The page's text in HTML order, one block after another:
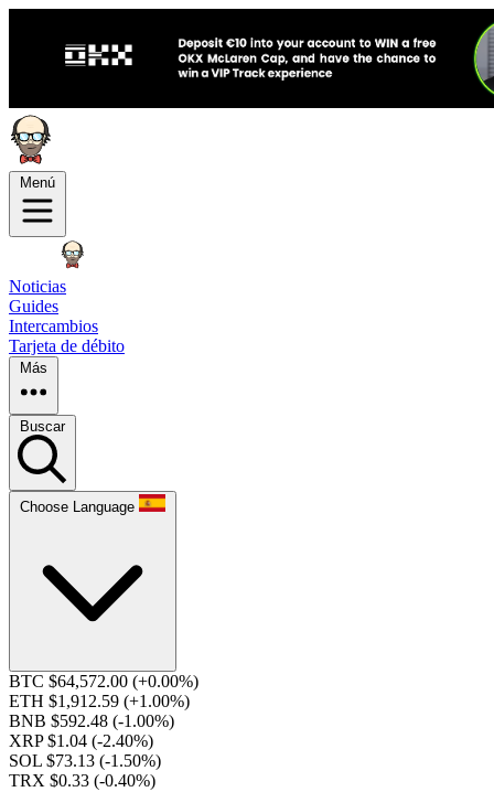
Menú
Noticias
Guides
Intercambios
Tarjeta de débito
Más
Buscar
Choose Language
BTC $64,572.00 (+0.00%)
ETH $1,912.59 (+1.00%)
BNB $592.48 (-1.00%)
XRP $1.04 (-2.40%)
SOL $73.13 (-1.50%)
TRX $0.33 (-0.40%)